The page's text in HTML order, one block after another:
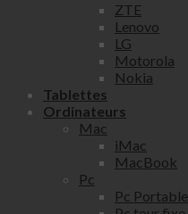
ZTE
Lenovo
LG
Motorola
Nokia
Tablettes
Ordinateurs
Mac
iMac
MacBook
Pc
Pc Portable